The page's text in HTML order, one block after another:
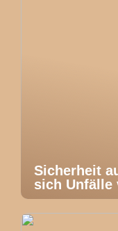
Sicherheit
sich Unfälle